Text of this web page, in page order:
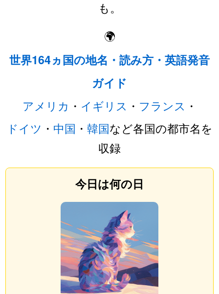
も。
🌍
世界164ヵ国の地名・読み方・英語発音
ガイド
アメリカ ・ イギリス ・ フランス ・
ドイツ ・ 中国 ・ 韓国など各国の都市名を
収録
今日は何の日